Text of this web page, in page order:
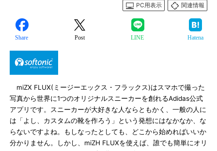
PC用表示
関連情報
Share Post LINE Hatena
miZX FLUX(ミージーエックス・フラックス)はスマホで撮った
写真から世界に1つのオリジナルスニーカーを創れるAdidas公式
アプリです。スニーカーが大好きな人ならともかく、一般の人に
は「よし、カスタムの靴を作ろう」という発想にはなかなか、な
らないですよね。もしなったとしても、どこから始めればいいか
分かりません。しかし、miZH FLUXを使えば、誰でも簡単にオリ